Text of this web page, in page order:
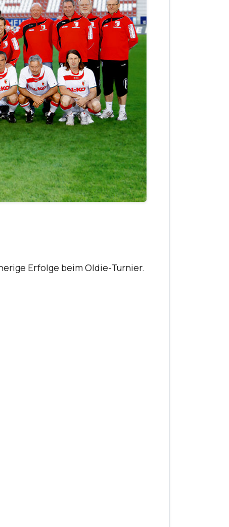
Erfolge beim Oldie-Turnier.